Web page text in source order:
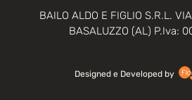
BAILO ALDO E FIGLIO S.R.L.
BASALUZZO (AL) P.Iva: